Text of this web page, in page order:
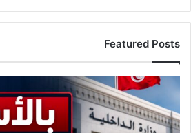
Featured Posts
الرائد
يكشف
عن